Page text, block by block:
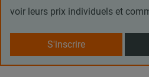
voir leurs prix individuels et
S'inscrire